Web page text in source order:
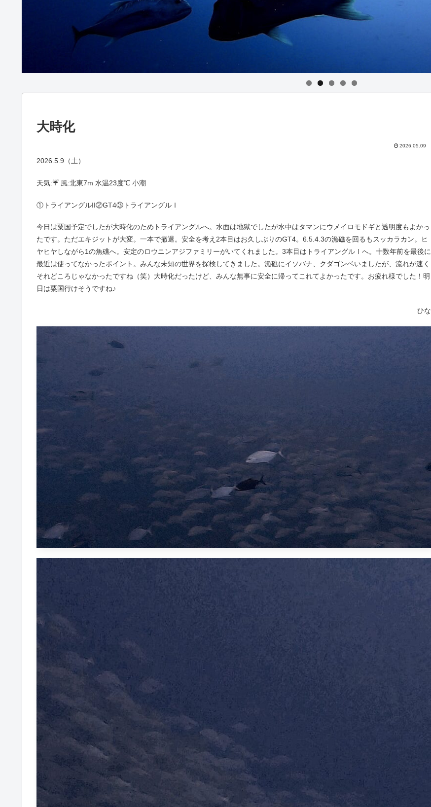
大時化
2026.05.09
2026.5.9（土）
天気:☔️ 風:北東7m 水温23度℃ 小潮
①トライアングルII②GT4③トライアングルⅠ
今日は粟国予定でしたが大時化のためトライアングルへ。水面は地獄でしたが水中はタマンにウメイロモドギと透明度もよかっ
たです。ただエキジットが大変。一本で撤退。安全を考え2本目はお久しぶりのGT4。6.5.4.3の漁礁を回るもスッカラカン。ヒ
ヤヒヤしながら1の魚礁へ。安定のロウニンアジファミリーがいてくれました。3本目はトライアングルⅠへ。十数年前を最後に
最近は使ってなかったポイント。みんな未知の世界を探検してきました。漁礁にイソバナ、クダゴンベいましたが、流れが速く
それどころじゃなかったですね（笑）大時化だったけど、みんな無事に安全に帰ってこれてよかったです。お疲れ様でした！明
日は粟国行けそうですね♪
ひな